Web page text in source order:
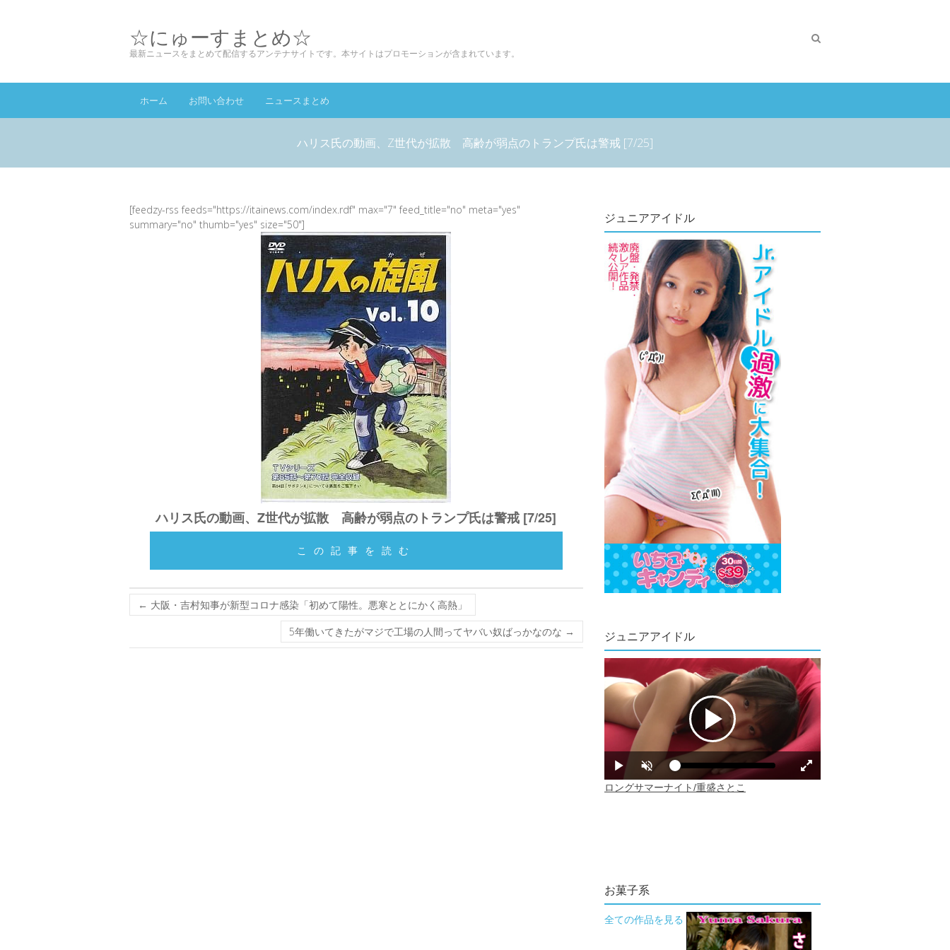
☆にゅーすまとめ☆
最新ニュースをまとめて配信するアンテナサイトです。本サイトはプロモーションが含まれています。
ホーム お問い合わせ ニュースまとめ
ハリス氏の動画、Z世代が拡散 高齢が弱点のトランプ氏は警戒 [7/25]
[feedzy-rss feeds="https://itainews.com/index.rdf" max="7" feed_title="no" meta="yes"
summary="no" thumb="yes" size="50"]
ハリス氏の動画、Z世代が拡散 高齢が弱点のトランプ氏は警戒 [7/25]
この記事を読む
← 大阪・吉村知事が新型コロナ感染「初めて陽性。悪寒ととにかく高熱」
5年働いてきたがマジで工場の人間ってヤバい奴ばっかなのな →
ジュニアアイドル
ジュニアアイドル
お菓子系
全ての作品を見る